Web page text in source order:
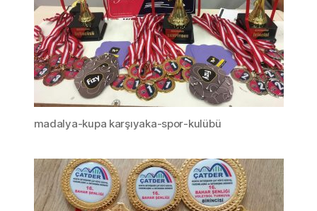
madalya-kupa karşıyaka-spor-kulübü